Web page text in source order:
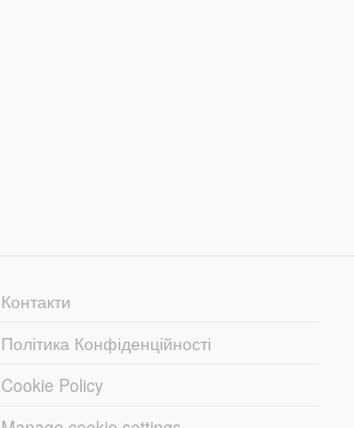
Контакти
Політика Конфіденційності
Cookie Policy